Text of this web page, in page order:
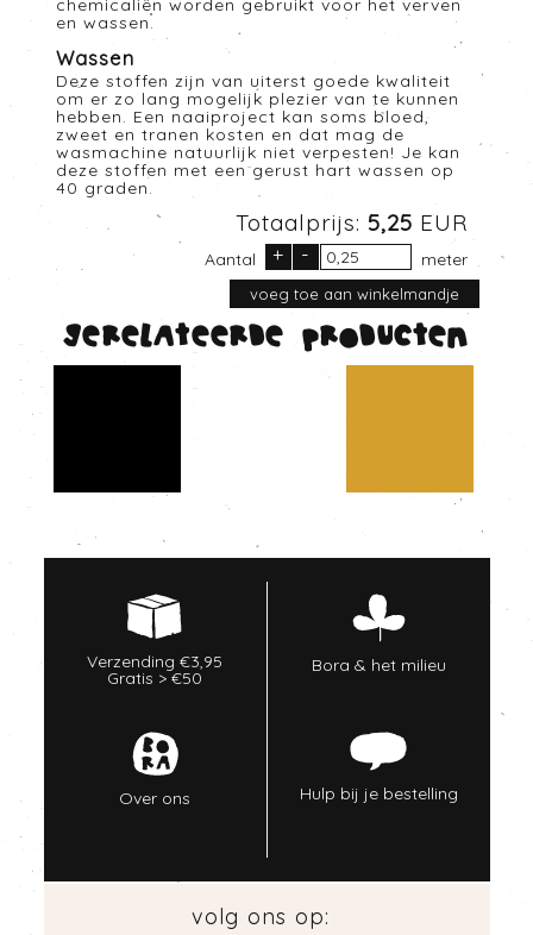
chemicaliën worden gebruikt voor het verven
en wassen.
Wassen
Deze stoffen zijn van uiterst goede kwaliteit
om er zo lang mogelijk plezier van te kunnen
hebben. Een naaiproject kan soms bloed,
zweet en tranen kosten en dat mag de
wasmachine natuurlijk niet verpesten! Je kan
deze stoffen met een gerust hart wassen op
40 graden.
Totaalprijs: 5,25 EUR
Aantal + - meter
Gerelateerde producten
Verzending €3,95
Gratis > €50
Bora & het milieu
Over ons Hulp bij je bestelling
volg ons op: